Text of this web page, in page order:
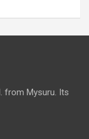
from Mysuru. Its